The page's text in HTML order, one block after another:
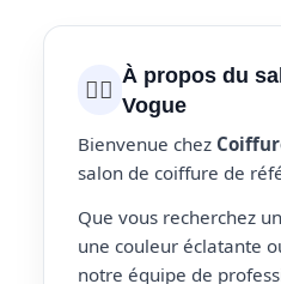
💇‍♀️ À propos du
Vogue
Bienvenue chez
salon de coiffure de
Que vous recherchez
une couleur éclatante
notre équipe de